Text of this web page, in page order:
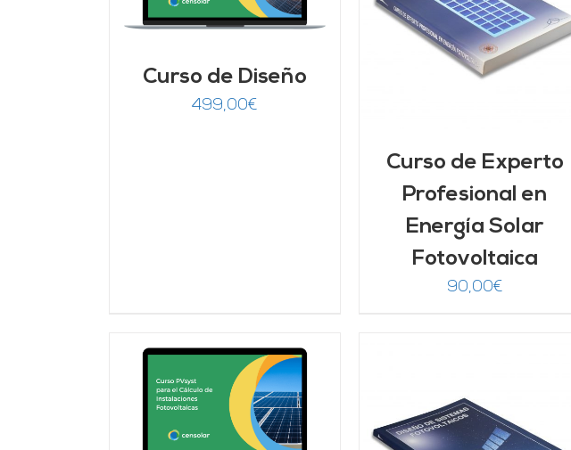
Curso de Diseño
499,00€
AÑADIR AL CARRITO
DETALLES
Curso de Experto
Profesional en
Energía Solar
Fotovoltaica
90,00€
AÑADIR AL CARRITO AÑADIR AL CARRITO